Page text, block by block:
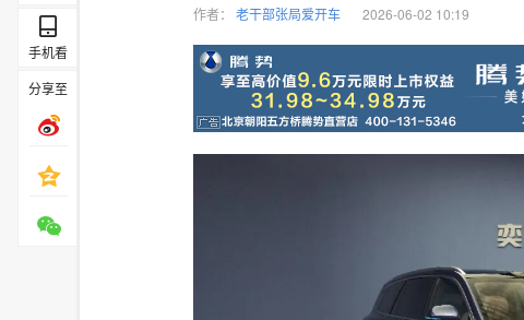
手机看
分享至
作者： 老干部张局爱开车 2026-06-02 10:19